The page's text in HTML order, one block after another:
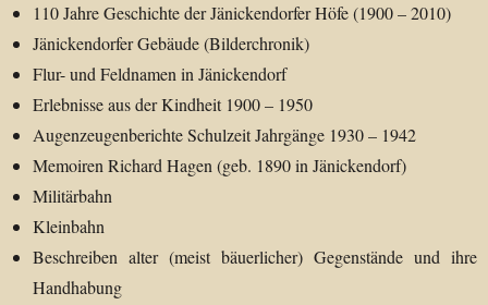
110 Jahre Geschichte der Jänickendorfer Höfe (1900 – 2010)
Jänickendorfer Gebäude (Bilderchronik)
Flur- und Feldnamen in Jänickendorf
Erlebnisse aus der Kindheit 1900 – 1950
Augenzeugenberichte Schulzeit Jahrgänge 1930 – 1942
Memoiren Richard Hagen (geb. 1890 in Jänickendorf)
Militärbahn
Kleinbahn
Beschreiben alter (meist bäuerlicher) Gegenstände und ihre
Handhabung